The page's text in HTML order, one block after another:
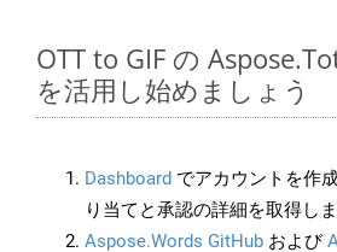
OTT to GIF の
を活用し始めましょう
Dashboard でアカウントを作
り当てと承認の詳細を取得し
Aspose.Words GitHub および